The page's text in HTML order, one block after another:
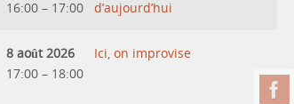
16:00 – 17:00
d’aujourd’hui
8 août 2026
17:00 – 18:00
Ici, on improvise